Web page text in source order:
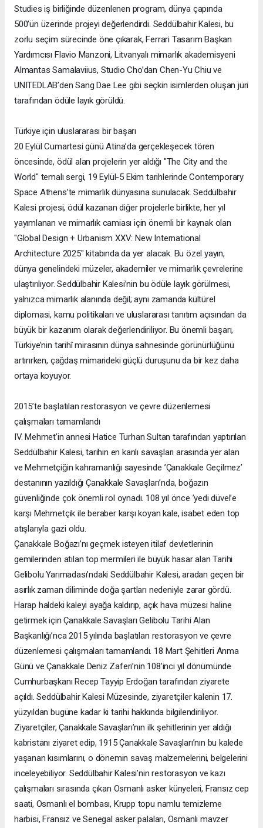
Studies iş birliğinde düzenlenen program, dünya çapında
500’ün üzerinde projeyi değerlendirdi. Seddülbahir Kalesi, bu
zorlu seçim sürecinde öne çıkarak, Ferrari Tasarım Başkan
Yardımcısı Flavio Manzoni, Litvanyalı mimarlık akademisyeni
Almantas Samalaviius, Studio Cho’dan Chen-Yu Chiu ve
UNITEDLAB’den Sang Dae Lee gibi seçkin isimlerden oluşan jüri
tarafından ödüle layık görüldü.
Türkiye için uluslararası bir başarı
20 Eylül Cumartesi günü Atina’da gerçekleşecek tören
öncesinde, ödül alan projelerin yer aldığı "The City and the
World" temalı sergi, 19 Eylül-5 Ekim tarihlerinde Contemporary
Space Athens’te mimarlık dünyasına sunulacak. Seddülbahir
Kalesi projesi, ödül kazanan diğer projelerle birlikte, her yıl
yayımlanan ve mimarlık camiası için önemli bir kaynak olan
"Global Design + Urbanism XXV: New International
Architecture 2025" kitabında da yer alacak. Bu özel yayın,
dünya genelindeki müzeler, akademiler ve mimarlık çevrelerine
ulaştırılıyor. Seddülbahir Kalesi’nin bu ödüle layık görülmesi,
yalnızca mimarlık alanında değil; aynı zamanda kültürel
diplomasi, kamu politikaları ve uluslararası tanıtım açısından da
büyük bir kazanım olarak değerlendiriliyor. Bu önemli başarı,
Türkiye’nin tarihî mirasının dünya sahnesinde görünürlüğünü
artırırken, çağdaş mimarideki güçlü duruşunu da bir kez daha
ortaya koyuyor.
2015’te başlatılan restorasyon ve çevre düzenlemesi
çalışmaları tamamlandı
IV. Mehmet’in annesi Hatice Turhan Sultan tarafından yaptırılan
Seddülbahir Kalesi, tarihin en kanlı savaşları arasında yer alan
ve Mehmetçiğin kahramanlığı sayesinde ’Çanakkale Geçilmez’
destanının yazıldığı Çanakkale Savaşları’nda, boğazın
güvenliğinde çok önemli rol oynadı. 108 yıl önce ’yedi düvel’e
karşı Mehmetçik ile beraber karşı koyan kale, isabet eden top
atışlarıyla gazi oldu.
Çanakkale Boğazı’nı geçmek isteyen itilaf devletlerinin
gemilerinden atılan top mermileri ile büyük hasar alan Tarihi
Gelibolu Yarımadası’ndaki Seddülbahir Kalesi, aradan geçen bir
asırlık zaman diliminde doğa şartları nedeniyle zarar gördü.
Harap haldeki kaleyi ayağa kaldırıp, açık hava müzesi haline
getirmek için Çanakkale Savaşları Gelibolu Tarihi Alan
Başkanlığı’nca 2015 yılında başlatılan restorasyon ve çevre
düzenlemesi çalışmaları tamamlandı. 18 Mart Şehitleri Anma
Günü ve Çanakkale Deniz Zaferi’nin 108’inci yıl dönümünde
Cumhurbaşkanı Recep Tayyip Erdoğan tarafından ziyarete
açıldı. Seddülbahir Kalesi Müzesinde, ziyaretçiler kalenin 17.
yüzyıldan bugüne kadar ki tarihi hakkında bilgilendiriliyor.
Ziyaretçiler, Çanakkale Savaşları’nın ilk şehitlerinin yer aldığı
kabristanı ziyaret edip, 1915 Çanakkale Savaşları’nın bu kalede
yaşanan kısımlarını, o dönemin savaş malzemelerini, belgelerini
inceleyebiliyor. Seddülbahir Kalesi’nin restorasyon ve kazı
çalışmaları sırasında çıkan Osmanlı asker künyeleri, Fransız cep
saati, Osmanlı el bombası, Krupp topu namlu temizleme
harbisi, Fransız ve Senegal asker palaları, Osmanlı mavzer